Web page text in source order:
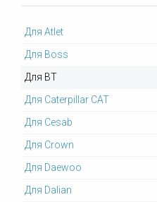
Для Atlet
Для Boss
Для BT
Для Caterpillar CAT
Для Cesab
Для Crown
Для Daewoo
Для Dalian